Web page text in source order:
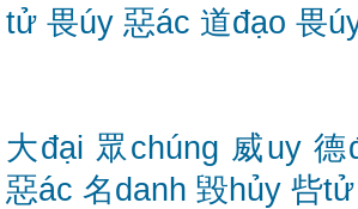
tử 畏úy 惡ác 道đạo 畏
大đại 眾chúng 威uy 德
惡ác 名danh 毀hủy 呰tử